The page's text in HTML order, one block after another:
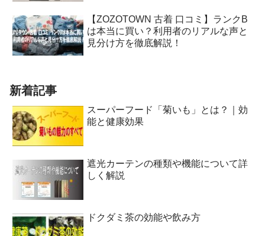
【ZOZOTOWN 古着 口コミ】ランクB
は本当に買い？利用者のリアルな声と
見分け方を徹底解説！
新着記事
スーパーフード「菊いも」とは？｜効
能と健康効果
遮光カーテンの種類や機能について詳
しく解説
ドクダミ茶の効能や飲み方